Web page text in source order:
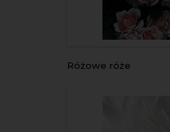
Różowe róże